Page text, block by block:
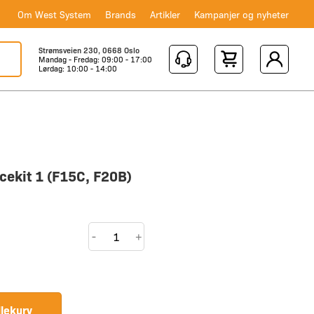
Om West System Brands Artikler Kampanjer og nyheter
Strømsveien 230, 0668 Oslo
Mandag - Fredag: 09:00 - 17:00
Lørdag: 10:00 - 14:00
Shopping Cart
1 (F15C, F20B)
Yamaha
Servicekit
- +